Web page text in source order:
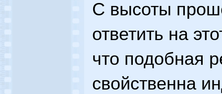
С высоты
ответить на
что подобная
свойственна